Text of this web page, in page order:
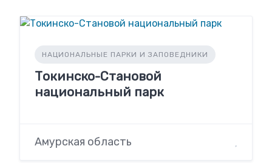
НАЦИОНАЛЬНЫЕ ПАРКИ И ЗАПОВЕДНИКИ
Токинско-Становой
национальный парк
Амурская область